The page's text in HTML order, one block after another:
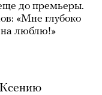
до премьеры.
«Мне глубоко
люблю!»